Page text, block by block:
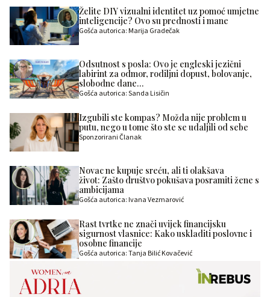
Želite DIY vizualni identitet uz pomoć umjetne
inteligencije? Ovo su prednosti i mane
Gošća autorica: Marija Gradečak
Odsutnost s posla: Ovo je engleski jezični
labirint za odmor, rodiljni dopust, bolovanje,
slobodne dane…
Gošća autorica: Sanda Lisičin
Izgubili ste kompas? Možda nije problem u
putu, nego u tome što ste se udaljili od sebe
Sponzorirani Članak
Novac ne kupuje sreću, ali ti olakšava
život: Zašto društvo pokušava posramiti žene s
ambicijama
Gošća autorica: Ivana Vezmarović
Rast tvrtke ne znači uvijek financijsku
sigurnost vlasnice: Kako uskladiti poslovne i
osobne financije
Gošća autorica: Tanja Bilić Kovačević